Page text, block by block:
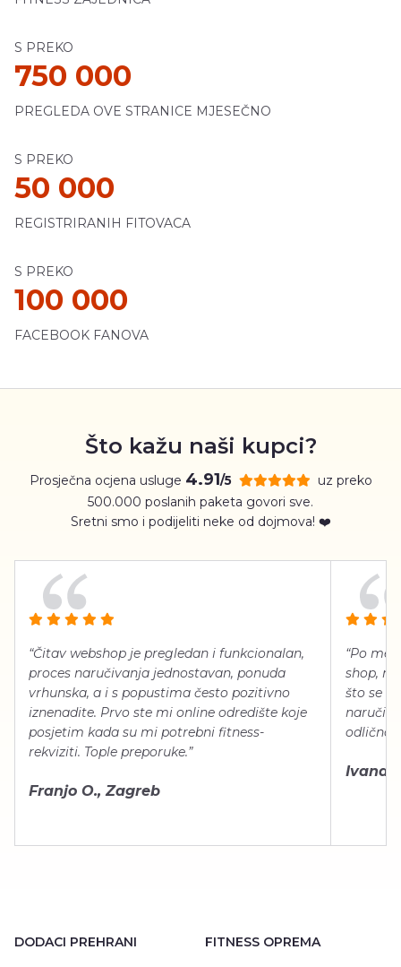
S PREKO
750 000
PREGLEDA OVE STRANICE MJESEČNO
S PREKO
50 000
REGISTRIRANIH FITOVACA
S PREKO
100 000
FACEBOOK FANOVA
Što kažu naši kupci?
Prosječna ocjena usluge 4.91/5
uz preko
500.000 poslanih paketa govori sve.
Sretni smo i podijeliti neke od dojmova! ❤️
“Čitav webshop je pregledan i funkcionalan,
proces naručivanja jednostavan, ponuda
vrhunska, a i s popustima često pozitivno
iznenadite. Prvo ste mi online odredište koje
posjetim kada su mi potrebni fitness-
rekviziti. Tople preporuke.”
Franjo O., Zagreb
“Po
shop,
što se
naručiti,
odlično
Ivana
DODACI PREHRANI FITNESS OPREMA